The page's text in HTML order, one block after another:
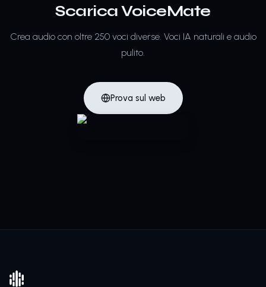
Scarica VoiceMate
Crea audio con oltre 250 voci diverse. Voci IA naturali e audio
pulito.
Prova sul web